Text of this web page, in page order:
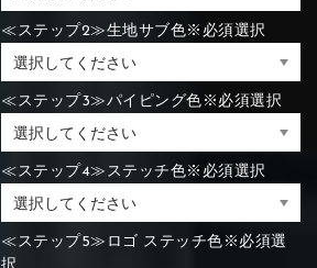
≪ステップ2≫生地サブ色※必須選択
≪ステップ3≫パイピング色※必須選択
≪ステップ4≫ステッチ色※必須選択
≪ステップ5≫ロゴ ステッチ色※必須選